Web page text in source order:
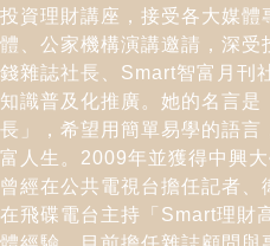
投資理財講座，接受各大媒體
體、公家機構演講邀請，深
錢雜誌社長、Smart智富月刊
知識普及化推廣。她的名言是
長」，希望用簡單易學的語言
富人生。2009年並獲得中興
曾經在公共電視台擔任記者
在飛碟電台主持「Smart理財